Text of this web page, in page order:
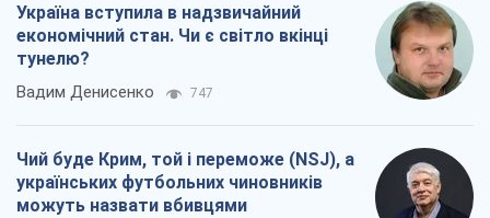
Україна вступила в надзвичайний
економічний стан. Чи є світло вкінці
тунелю?
Вадим Денисенко 747
Чий буде Крим, той і переможе (NSJ), а
українських футбольних чиновників
можуть назвати вбивцями